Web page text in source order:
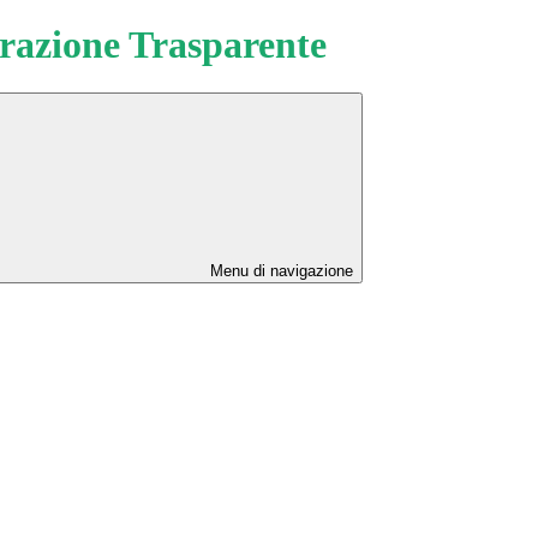
Trasparente
Menu di navigazione